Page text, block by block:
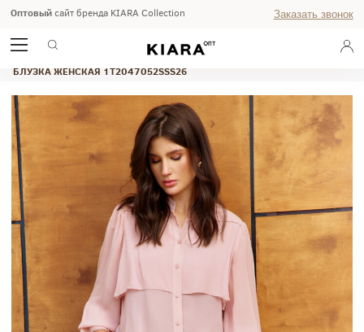
Оптовыйсайт бренда KIARA Collection Заказать звонок
ВЕСНА-ЛЕТО 2026
БЛУЗКА ЖЕНСКАЯ 1T2047052SSS26